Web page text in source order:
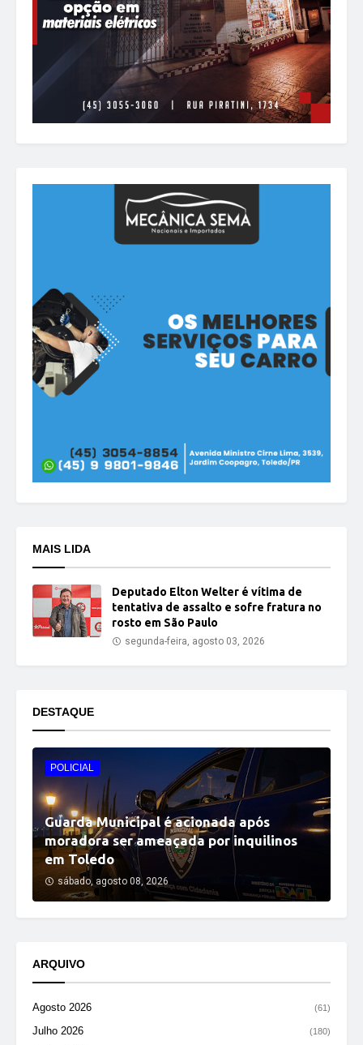
MAIS LIDA
Deputado Elton Welter é vítima de
tentativa de assalto e sofre fratura no
rosto em São Paulo
segunda-feira, agosto 03, 2026
DESTAQUE
POLICIAL
Guarda Municipal é acionada após
moradora ser ameaçada por inquilinos
em Toledo
sábado, agosto 08, 2026
ARQUIVO
Agosto 2026 (61)
Julho 2026 (180)